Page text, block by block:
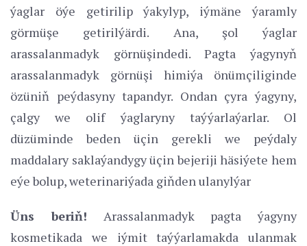
ýaglar öýe getirilip ýakylyp, iýmäne ýaramly
görmüşe getirilýärdi. Ana, şol ýaglar
arassalanmadyk görnüşindedi. Pagta ýagynyň
arassalanmadyk görnüşi himiýa önümçiliginde
özüniň peýdasyny tapandyr. Ondan çyra ýagyny,
çalgy we olif ýaglaryny taýýarlaýarlar. Ol
düzüminde beden üçin gerekli we peýdaly
maddalary saklaýandygy üçin bejeriji häsiýete hem
eýe bolup, weterinariýada giňden ulanylýar
Üns beriň! Arassalanmadyk pagta ýagyny
kosmetikada we iýmit taýýarlamakda ulanmak